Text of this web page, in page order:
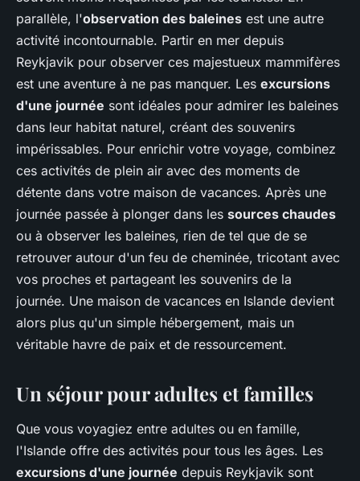
parallèle, l'observation des baleines est une autre
activité incontournable. Partir en mer depuis
Reykjavik pour observer ces majestueux mammifères
est une aventure à ne pas manquer. Les excursions
d'une journée sont idéales pour admirer les baleines
dans leur habitat naturel, créant des souvenirs
impérissables. Pour enrichir votre voyage, combinez
ces activités de plein air avec des moments de
détente dans votre maison de vacances. Après une
journée passée à plonger dans les sources chaudes
ou à observer les baleines, rien de tel que de se
retrouver autour d'un feu de cheminée, tricotant avec
vos proches et partageant les souvenirs de la
journée. Une maison de vacances en Islande devient
alors plus qu'un simple hébergement, mais un
véritable havre de paix et de ressourcement.
Un séjour pour adultes et familles
Que vous voyagiez entre adultes ou en famille,
l'Islande offre des activités pour tous les âges. Les
excursions d'une journée depuis Reykjavik sont